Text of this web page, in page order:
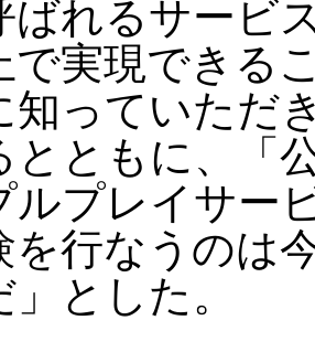
ばれるサービ
で実現できる
知っていただ
とともに、「
ルプレイサー
を行なうのは
」とした。